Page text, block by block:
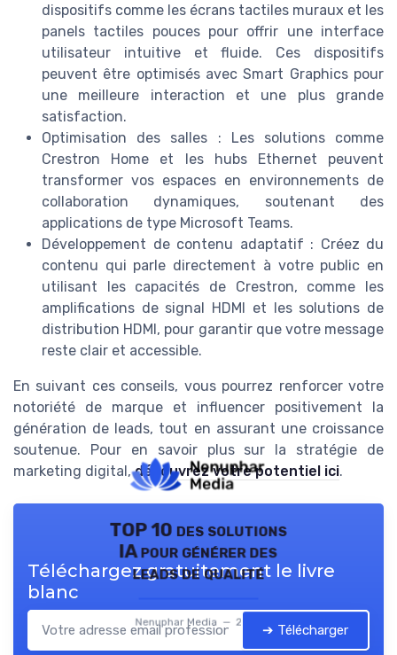
dispositifs comme les écrans tactiles muraux et les
panels tactiles pouces pour offrir une interface
utilisateur intuitive et fluide. Ces dispositifs
peuvent être optimisés avec Smart Graphics pour
une meilleure interaction et une plus grande
satisfaction.
Optimisation des salles : Les solutions comme
Crestron Home et les hubs Ethernet peuvent
transformer vos espaces en environnements de
collaboration dynamiques, soutenant des
applications de type Microsoft Teams.
Développement de contenu adaptatif : Créez du
contenu qui parle directement à votre public en
utilisant les capacités de Crestron, comme les
amplifications de signal HDMI et les solutions de
distribution HDMI, pour garantir que votre message
reste clair et accessible.
En suivant ces conseils, vous pourrez renforcer votre
notoriété de marque et influencer positivement la
génération de leads, tout en assurant une croissance
soutenue. Pour en savoir plus sur la stratégie de
marketing digital,découvrez votre potentiel ici.
TOP 10 des solutions
IA pour générer des
leads de qualité
Nenuphar Media — 2026
Téléchargez gratuitement le livre
blanc
➔ Télécharger